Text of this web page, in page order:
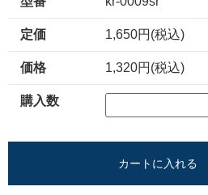
定価 1,650円(税込)
価格 1,320円(税込)
購入数
カートに入れる